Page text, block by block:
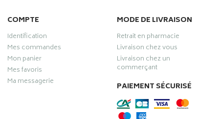
COMPTE
Identification
Mes commandes
Mon panier
Mes favoris
Ma messagerie
MODE DE LIVRAISON
Retrait en pharmacie
Livraison chez vous
Livraison chez un
commerçant
PAIEMENT SÉCURISÉ